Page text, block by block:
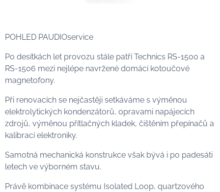
POHLED PAUDIOservice
Po desítkách let provozu stále patří Technics RS-1500 a
RS-1506 mezi nejlépe navržené domácí kotoučové
magnetofony.
Při renovacích se nejčastěji setkáváme s výměnou
elektrolytických kondenzátorů, opravami napájecích
zdrojů, výměnou přítlačných kladek, čištěním přepínačů a
kalibrací elektroniky.
Samotná mechanická konstrukce však bývá i po padesáti
letech ve výborném stavu.
Právě kombinace systému Isolated Loop, quartzového